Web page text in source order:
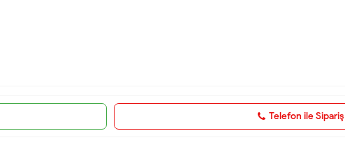
Telefon ile Sipariş